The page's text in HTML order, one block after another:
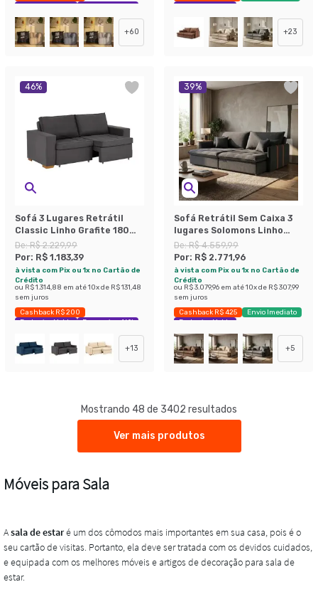
Exclusivo Mobly Economize 43%
+60
Exclusivo Mobly
+23
46%
Sofá 3 Lugares Retrátil
Classic Linho Grafite 180
cm
De:R$ 2.229,99
Por: R$ 1.183,39
à vista com Pix ou 1x no Cartão de
Crédito
ou R$ 1.314,88 em até10x de R$ 131,48
sem juros
Cashback R$ 200
Exclusivo Mobly
Economize 46%
+13
39%
Sofá Retrátil Sem Caixa 3
lugares Solomons Linho
Grafite 214 cm
De:R$ 4.559,99
Por: R$ 2.771,96
à vista com Pix ou 1x no Cartão de
Crédito
ou R$ 3.079,96 em até10x de R$ 307,99
sem juros
Cashback R$ 425
Envio Imediato
Exclusivo Mobly
+5
Mostrando 48 de 3402 resultados
Ver mais produtos